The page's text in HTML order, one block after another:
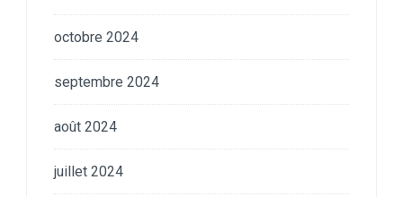
octobre 2024
septembre 2024
août 2024
juillet 2024